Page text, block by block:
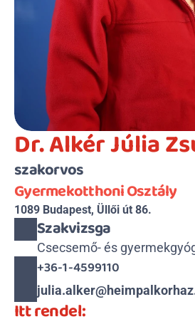
Dr. Alkér Júlia
szakorvos
Gyermekotthoni Osztály
1089 Budapest, Üllői út 86.
Szakvizsga
Csecsemő- és
+36-1-4599110
Itt rendel: